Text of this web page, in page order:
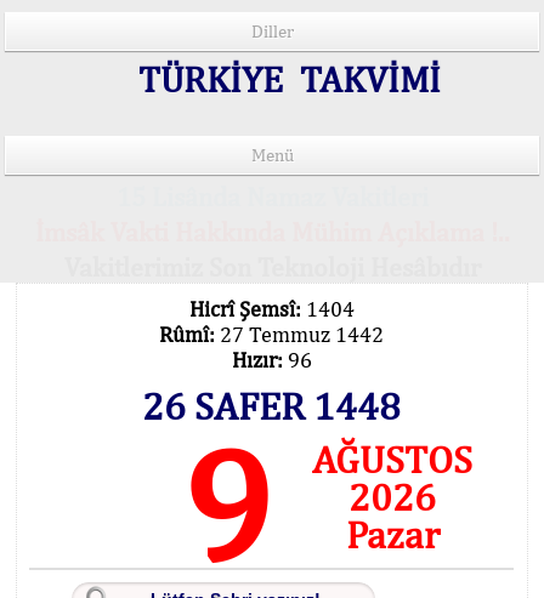
Diller
TÜRKİYE TAKVİMİ
Menü
Hicrî Şemsî: 1404
Rûmî: 27 Temmuz 1442
Hızır: 96
26 SAFER 1448
9
AĞUSTOS
2026
Pazar